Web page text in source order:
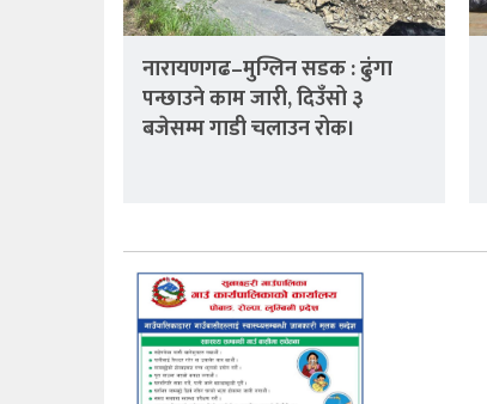
नारायणगढ–मुग्लिन सडक : ढुंगा
पन्छाउने काम जारी, दिउँसो ३
बजेसम्म गाडी चलाउन रोक।